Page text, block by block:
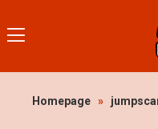
Homepage »